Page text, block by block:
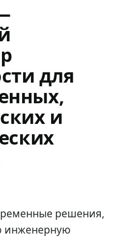
для
и
решения,
инженерную